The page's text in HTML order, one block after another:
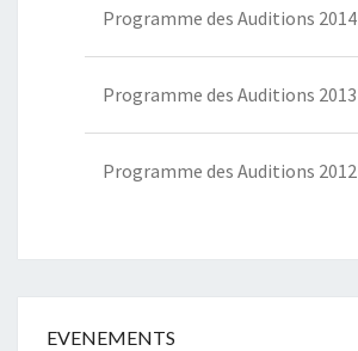
Programme des Auditions 2014
Programme des Auditions 2013
Programme des Auditions 2012
EVENEMENTS